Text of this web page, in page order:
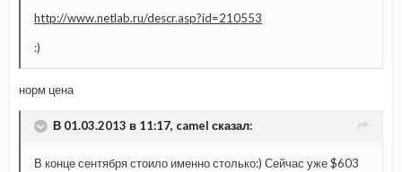
http://www.netlab.ru/descr.asp?id=210553
:)
норм цена
В 01.03.2013 в 11:17, camel сказал:
В конце сентября стоило именно столько:) Сейчас уже $603